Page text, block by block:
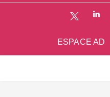
ESPACE AD